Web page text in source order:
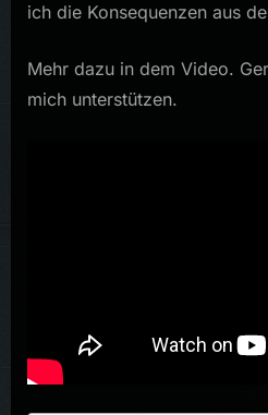
Update
ich die Konsequenzen aus
Mehr dazu in dem Video.
mich unterstützen.